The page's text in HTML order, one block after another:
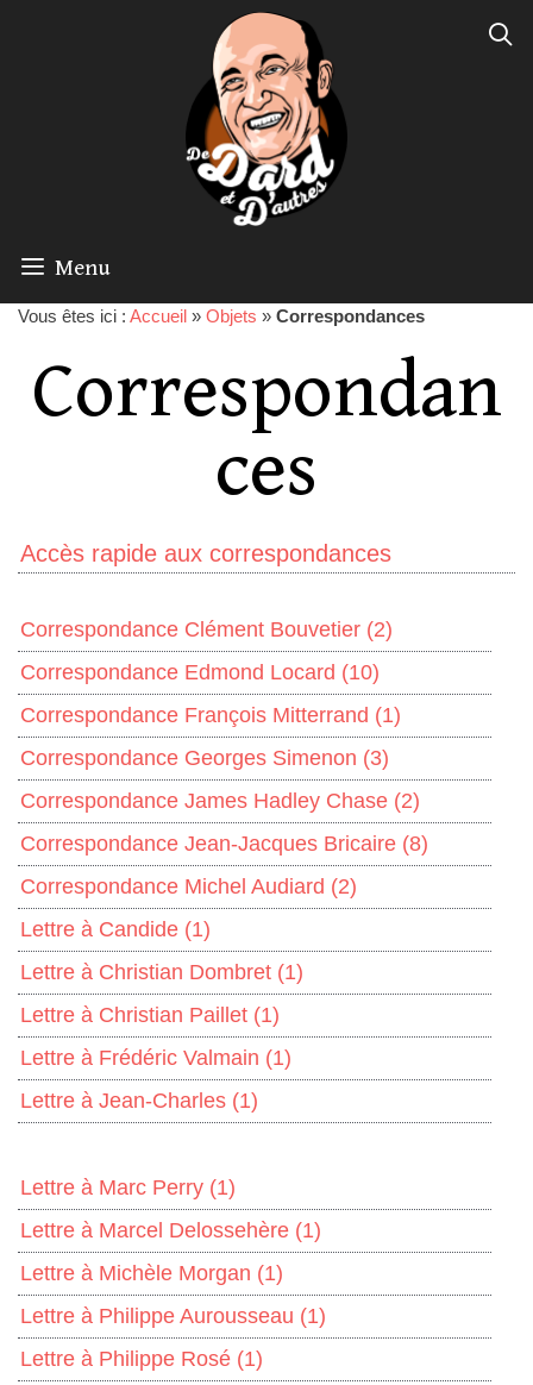
Menu
Vous êtes ici : Accueil » Objets » Correspondances
Correspondan
ces
Accès rapide aux correspondances
Correspondance Clément Bouvetier (2)
Correspondance Edmond Locard (10)
Correspondance François Mitterrand (1)
Correspondance Georges Simenon (3)
Correspondance James Hadley Chase (2)
Correspondance Jean-Jacques Bricaire (8)
Correspondance Michel Audiard (2)
Lettre à Candide (1)
Lettre à Christian Dombret (1)
Lettre à Christian Paillet (1)
Lettre à Frédéric Valmain (1)
Lettre à Jean-Charles (1)
Lettre à Marc Perry (1)
Lettre à Marcel Delossehère (1)
Lettre à Michèle Morgan (1)
Lettre à Philippe Aurousseau (1)
Lettre à Philippe Rosé (1)